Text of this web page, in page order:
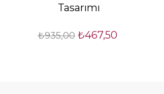
Tasarımı
₺935,00 ₺467,50